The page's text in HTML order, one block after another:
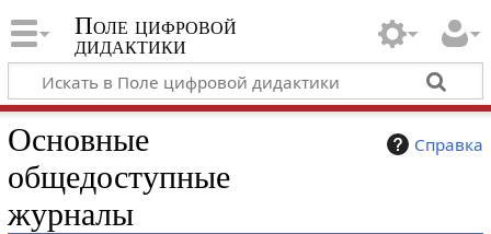
Поле цифровой
дидактики
Справка
Основные
общедоступные
журналы